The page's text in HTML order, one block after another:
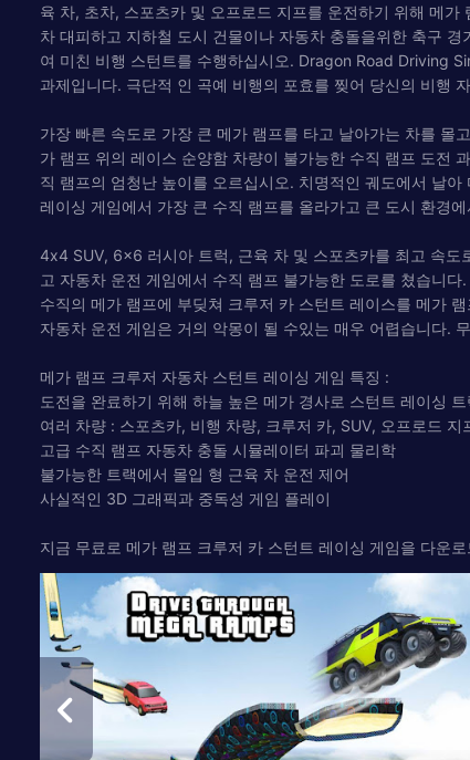
육 차, 초차, 스포츠카 및 오프로드 지프를 운전하기 위해 메
차 대피하고 지하철 도시 건물이나 자동차 충돌을위한 축구
여 미친 비행 스턴트를 수행하십시오. Dragon Road Driving
과제입니다. 극단적 인 곡예 비행의 포효를 찢어 당신의 비행
가장 빠른 속도로 가장 큰 메가 램프를 타고 날아가는 차를
가 램프 위의 레이스 순양함 차량이 불가능한 수직 램프 도전
직 램프의 엄청난 높이를 오르십시오. 치명적인 궤도에서 날
레이싱 게임에서 가장 큰 수직 램프를 올라가고 큰 도시 환경
4x4 SUV, 6x6 러시아 트럭, 근육 차 및 스포츠카를 최고 속도
고 자동차 운전 게임에서 수직 램프 불가능한 도로를 쳤습니
수직의 메가 램프에 부딪쳐 크루저 카 스턴트 레이스를 메가
자동차 운전 게임은 거의 악몽이 될 수있는 매우 어렵습니다.
메가 램프 크루저 자동차 스턴트 레이싱 게임 특징 :
도전을 완료하기 위해 하늘 높은 메가 경사로 스턴트 레이싱
여러 차량 : 스포츠카, 비행 차량, 크루저 카, SUV, 오프로드 지
고급 수직 램프 자동차 충돌 시뮬레이터 파괴 물리학
불가능한 트랙에서 몰입 형 근육 차 운전 제어
사실적인 3D 그래픽과 중독성 게임 플레이
지금 무료로 메가 램프 크루저 카 스턴트 레이싱 게임을 다운